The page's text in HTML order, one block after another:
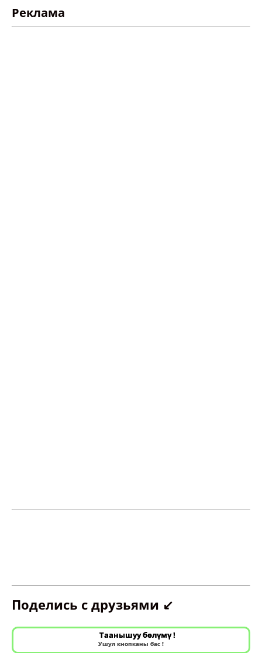
Реклама
Поделись с друзьями ↙️
Таанышуу бөлүмү !
Ушул кнопканы бас !